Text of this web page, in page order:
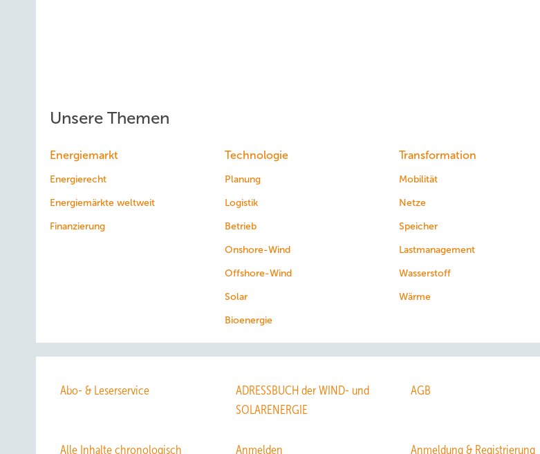
Unsere Themen
Energiemarkt
Energierecht
Energiemärkte weltweit
Finanzierung
Technologie
Planung
Logistik
Betrieb
Onshore-Wind
Offshore-Wind
Solar
Bioenergie
Transformation
Mobilität
Netze
Speicher
Lastmanagement
Wasserstoff
Wärme
Abo- & Leserservice
ADRESSBUCH der WIND- und
SOLARENERGIE
AGB
Alle Inhalte chronologisch Anmelden Anmeldung & Registrierung